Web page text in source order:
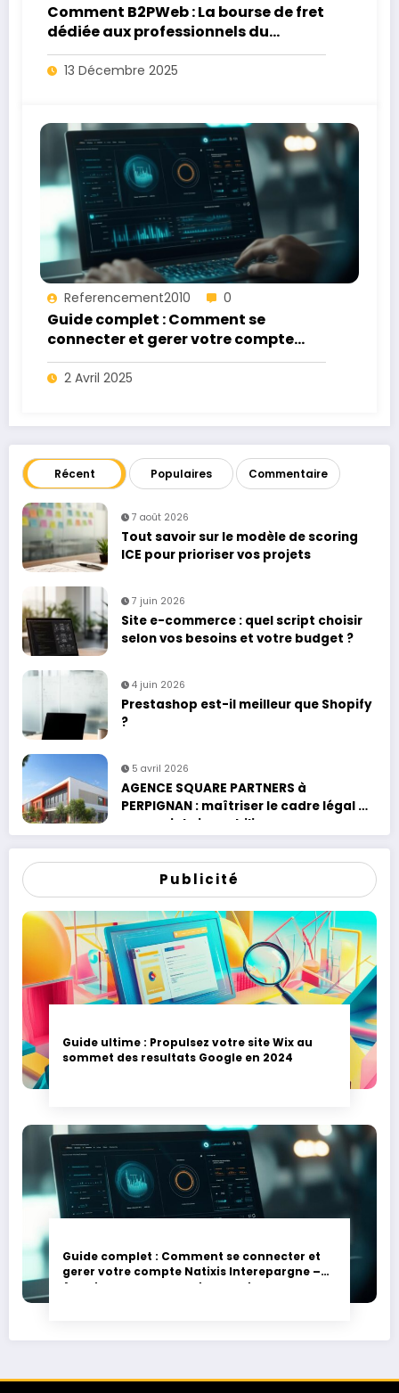
Comment B2PWeb : La bourse de fret
dédiée aux professionnels du
transport révolutionne vos
stratégies d’expédition
13 Décembre 2025
Referencement2010 0
Guide complet : Comment se
connecter et gerer votre compte
Natixis Interepargne – Avantages
par rapport aux autres
2 Avril 2025
Récent Populaires Commentaire
7 août 2026
Tout savoir sur le modèle de scoring
ICE pour prioriser vos projets
7 juin 2026
Site e-commerce : quel script choisir
selon vos besoins et votre budget ?
4 juin 2026
Prestashop est-il meilleur que Shopify
?
5 avril 2026
AGENCE SQUARE PARTNERS à
PERPIGNAN : maîtriser le cadre légal de
vos projets immobiliers
Publicité
Guide ultime : Propulsez votre site Wix au
sommet des resultats Google en 2024
Guide complet : Comment se connecter et
gerer votre compte Natixis Interepargne –
Avantages par rapport aux autres